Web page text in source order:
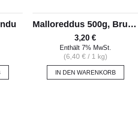
Malloreddus 500g, Brundu
3,20 €
Enthält 7% MwSt.
(6,40 €/ 1 kg)
IN DEN WARENKORB